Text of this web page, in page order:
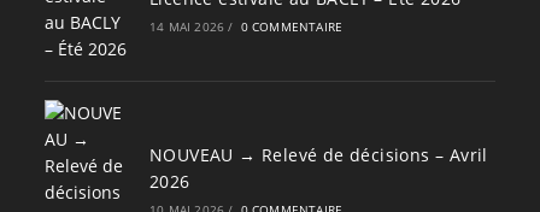
14 MAI 2026 / 0 COMMENTAIRE
NOUVEAU → Relevé de décisions – Avril
2026